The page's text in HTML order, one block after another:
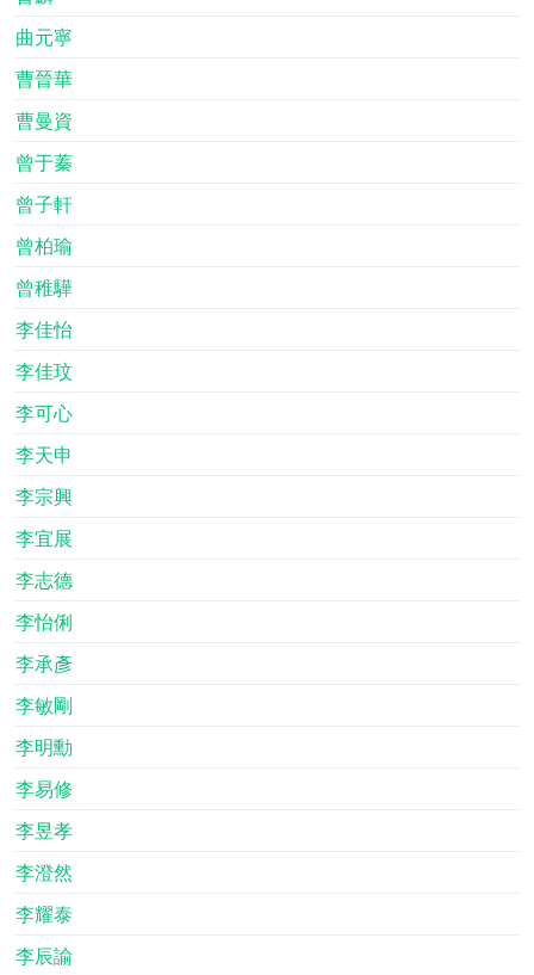
曲元寧
曹晉華
曹曼資
曾于蓁
曾子軒
曾柏瑜
曾稚驊
李佳怡
李佳玟
李可心
李天申
李宗興
李宜展
李志德
李怡俐
李承彥
李敏剛
李明勳
李易修
李昱孝
李澄然
李耀泰
李辰諭